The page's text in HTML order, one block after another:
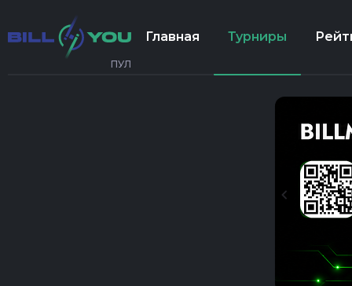
ПУЛ
Главная Турниры